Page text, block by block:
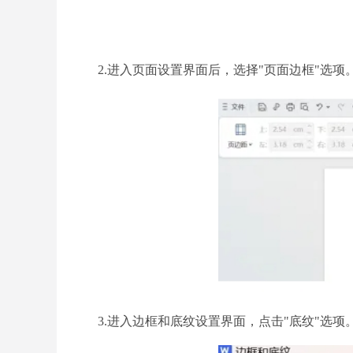
2.进入页面设置界面后，选择"页面边框"选项
3.进入边框和底纹设置界面，点击"底纹"选项